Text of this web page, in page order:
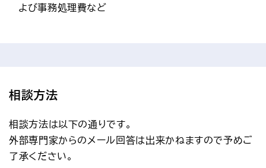
よび事務処理費など
相談方法
相談方法は以下の通りです。
外部専門家からのメール回答は出来かねますので予めご
了承ください。